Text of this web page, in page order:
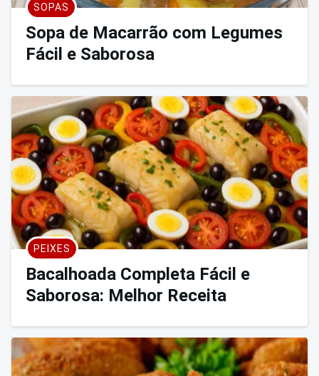
SOPAS
Sopa de Macarrão com Legumes
Fácil e Saborosa
PEIXES
Bacalhoada Completa Fácil e
Saborosa: Melhor Receita